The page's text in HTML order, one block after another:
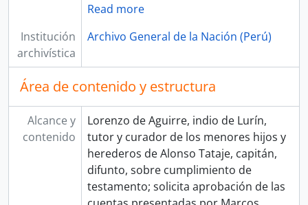
[Agrupación documental] FONDOS FÁCTICOS
[Agrupación documental] PROTOCOLOS NOTARIALES
[Agrupación documental] COLECCIONES
Read more
Institución
archivística
Archivo General de la Nación (Perú)
Área de contenido y estructura
Alcance y
contenido
Lorenzo de Aguirre, indio de Lurín,
tutor y curador de los menores hijos y
herederos de Alonso Tataje, capitán,
difunto, sobre cumplimiento de
testamento; solicita aprobación de las